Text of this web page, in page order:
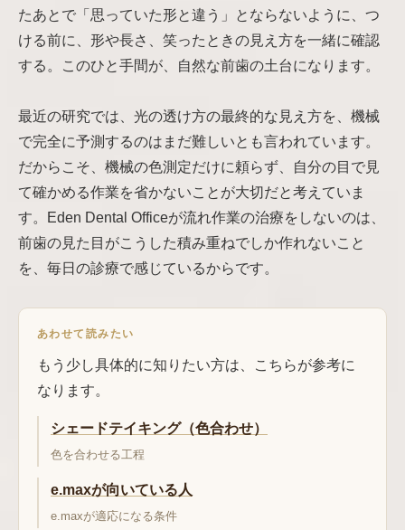
たあとで「思っていた形と違う」とならないように、つ
ける前に、形や長さ、笑ったときの見え方を一緒に確認
する。このひと手間が、自然な前歯の土台になります。
最近の研究では、光の透け方の最終的な見え方を、機械
で完全に予測するのはまだ難しいとも言われています。
だからこそ、機械の色測定だけに頼らず、自分の目で見
て確かめる作業を省かないことが大切だと考えていま
す。Eden Dental Officeが流れ作業の治療をしないのは、
前歯の見た目がこうした積み重ねでしか作れないこと
を、毎日の診療で感じているからです。
あわせて読みたい
もう少し具体的に知りたい方は、こちらが参考に
なります。
シェードテイキング（色合わせ）
色を合わせる工程
e.maxが向いている人
e.maxが適応になる条件